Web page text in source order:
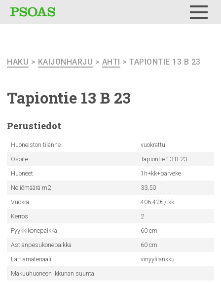
HAKU > KAIJONHARJU > AHTI > TAPIONTIE 13 B 23
Tapiontie 13 B 23
Perustiedot
Huoneiston tilanne
vuokrattu
Osoite
Tapiontie 13 B 23
Huoneet
1h+kk+parveke
Neliömäärä m2
33,50
Vuokra
406.42€ / kk
Kerros
2
Pyykkikonepaikka
60 cm
Astianpesukonepaikka
60 cm
Lattiamateriaali
vinyylilankku
Makuuhuoneen ikkunan suunta